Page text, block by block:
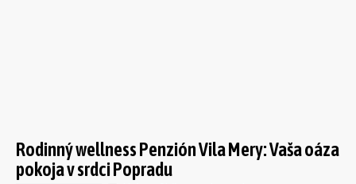
Rodinný wellness Penzión Vila Mery: Vaša oáza
pokoja v srdci Popradu